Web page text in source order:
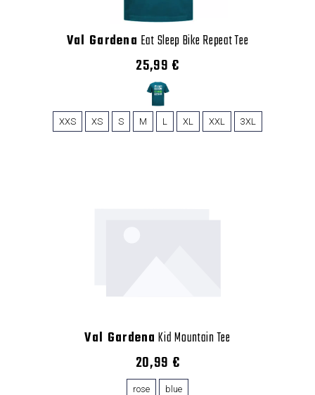
Val Gardena Eat Sleep Bike Repeat Tee
25,99 €
XXS XS S M L XL XXL 3XL
Val Gardena Kid Mountain Tee
20,99 €
rose blue